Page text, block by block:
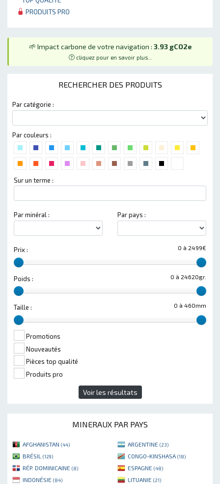
PRODUITS PRO
🌱 Impact carbone de votre navigation : 3.93 gCO2e
cliquez pour en savoir plus...
RECHERCHER DES PRODUITS
Par catégorie :
Par couleurs :
Sur un terme :
Par minéral : Par pays :
0 à 2499€
Prix :
0 à 24620gr.
Poids :
0 à 460mm
Taille :
Promotions
Nouveautés
Pièces top qualité
Produits pro
Voir les résultats
MINERAUX PAR PAYS
AFGHANISTAN (44) ARGENTINE (23)
BRÉSIL (129) CONGO-KINSHASA (18)
RÉP. DOMINICAINE (8) ESPAGNE (48)
INDONÉSIE (84) LITUANIE (21)